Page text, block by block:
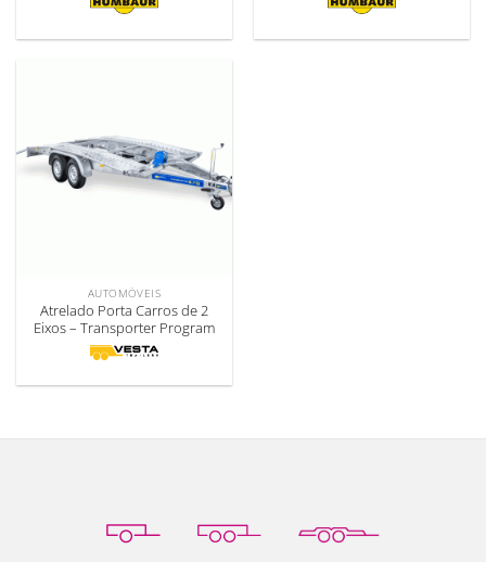
AUTOMÓVEIS
Atrelado Porta Carros de 2
Eixos – Transporter Program